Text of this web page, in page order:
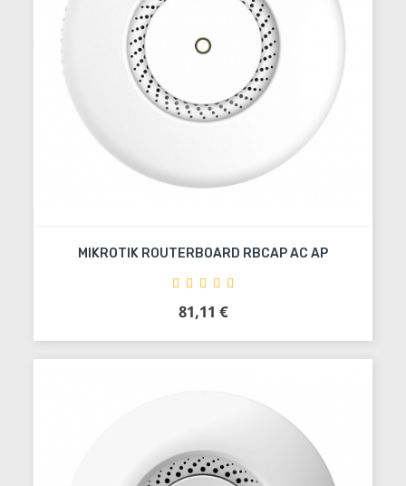
MIKROTIK ROUTERBOARD RBCAP AC AP
Precio
81,11 €
Añadir al carrito